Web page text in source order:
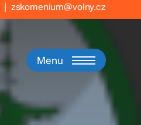
| zskomenium@volny.cz
Menu